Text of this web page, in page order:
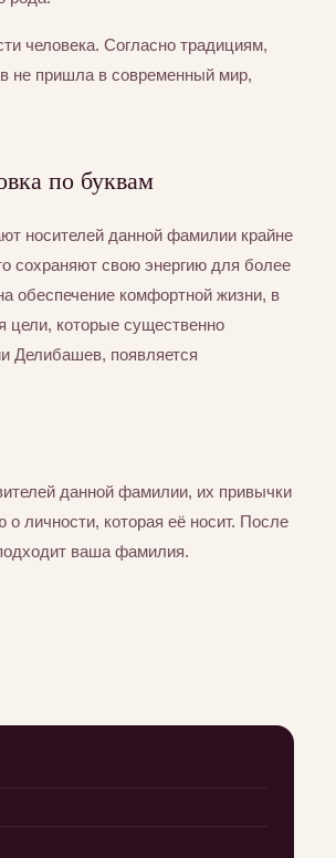
человека. Согласно традициям,
не пришла в современный мир,
по буквам
носителей данной фамилии крайне
сохраняют свою энергию для более
обеспечение комфортной жизни, в
цели, которые существенно
Делибашев, появляется
данной фамилии, их привычки
личности, которая её носит. После
ваша фамилия.